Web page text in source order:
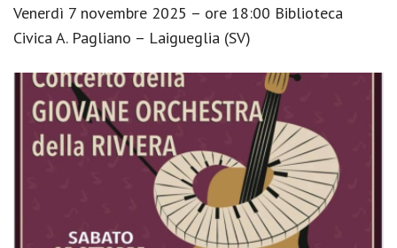
Venerdì 7 novembre 2025 – ore 18:00 Biblioteca
Civica A. Pagliano – Laigueglia (SV)